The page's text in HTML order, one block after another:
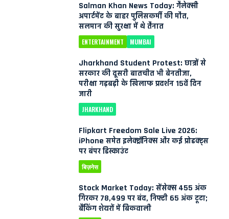
Salman Khan News Today: गैलेक्सी
अपार्टमेंट के बाहर पुलिसकर्मी की मौत,
सलमान की सुरक्षा में थे तैनात
ENTERTAINMENT MUMBAI
Jharkhand Student Protest: छात्रों से
सरकार की दूसरी बातचीत भी बेनतीजा,
परीक्षा गड़बड़ी के खिलाफ प्रदर्शन 15वें दिन
जारी
JHARKHAND
Flipkart Freedom Sale Live 2026:
iPhone समेत इलेक्ट्रॉनिक्स और कई प्रोडक्ट्स
पर बंपर डिस्काउंट
बिज़नेस
Stock Market Today: सेंसेक्स 455 अंक
गिरकर 78,499 पर बंद, निफ्टी 65 अंक टूटा;
बैंकिंग शेयरों में बिकवाली